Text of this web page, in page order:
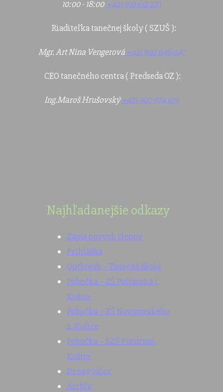
10:00 - 18:00 +421 910 612 223
Riaditeľka tanečnej školy ( SZUŠ ):
Mgr. Art Nina Vengerová +421 902 046 047
CEO tanečného centra ( Predseda OZ ):
Ing.Maroš Hrušovský+421 907 974 019
Najhľadanejšie odkazy
Zápis nových členov
Prihláška
Outbreak – Tanečná škola
Pobočka – ZŠ Polianská 1,
Košice
Pobočka – ZŠ Novomeského
2, Košice
Pobočka – SZŠ Futurum,
Košice
Denný tábor
Archív